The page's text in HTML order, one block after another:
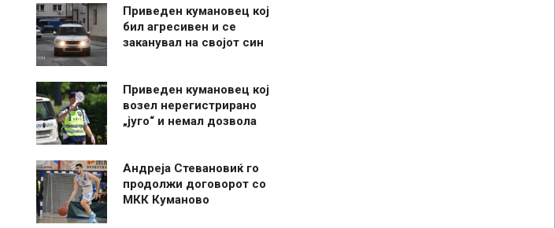
Приведен кумановец кој
бил агресивен и се
заканувал на својот син
Приведен кумановец кој
возел нерегистрирано
„југо“ и немал дозвола
Андреја Стевановиќ го
продолжи договорот со
МКК Куманово